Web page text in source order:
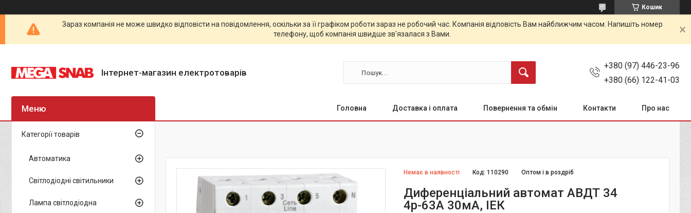
Кошик
Зараз компанія не може швидко відповісти на повідомлення, оскільки за її графіком роботи зараз не робочий час. Компанія відповість Вам найближчим часом. Напишіть номер
телефону, щоб компанія швидше зв'язалася з Вами.
Інтернет-магазин електротоварів
+380 (97) 446-23-96
+380 (66) 122-41-03
Головна Доставка і оплата Повернення та обмін Контакти Про нас
Немає в наявності Оптом і в роздріб
Код:110290
Диференціальний автомат АВДТ 34
4р-63А 30мА, ІЕК
Категорії товарів
Автоматика
Світлодіодні світильники
Лампа світлодіодна